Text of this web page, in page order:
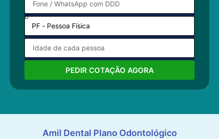
PEDIR COTAÇÃO AGORA
Amil Dental Plano Odontológico